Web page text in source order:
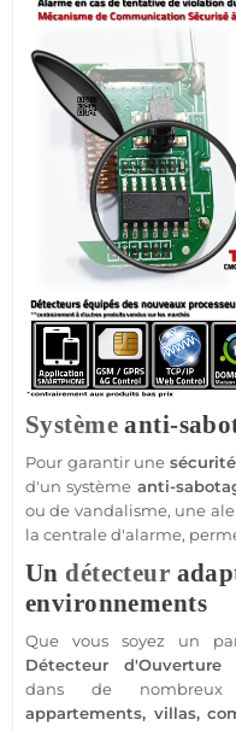
Systèmeanti-
Pour garantir une sécurité
d'unsystème anti-
ou de vandalisme, une
la centrale d'alarme,
Un détecteur
environnements
Que vous soyez un
Détecteur d'Ouverture
dans de
appartements, villas,